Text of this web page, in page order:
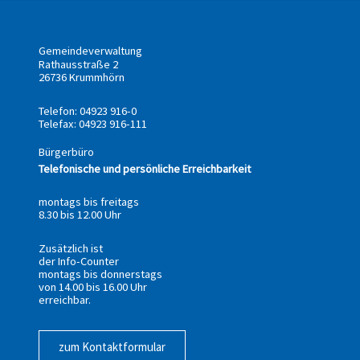
Gemeindeverwaltung
Rathausstraße 2
26736 Krummhörn
Telefon: 04923 916-0
Telefax: 04923 916-111
Bürgerbüro
Telefonische und persönliche Erreichbarkeit
montags bis freitags
8.30 bis 12.00 Uhr
Zusätzlich ist
der Info-Counter
montags bis donnerstags
von 14.00 bis 16.00 Uhr
erreichbar.
zum Kontaktformular